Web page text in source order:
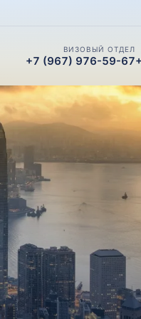
ВИЗОВЫЙ ОТДЕЛ
+7 (967) 976-59-67